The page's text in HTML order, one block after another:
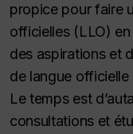
propice pour faire
officielles (LLO)
des aspirations et
de langue
Le temps est
consultations et